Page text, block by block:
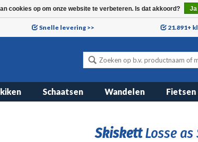
Snelle levering >> 21.891+
Schaatsen Wandelen Fietsen
SkiskettLosse
cookies op om onze website te verbeteren. Is dat akkoord? Ja